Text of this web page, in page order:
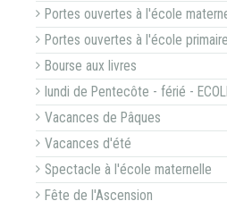
Portes ouvertes à l'école
Portes ouvertes à l'école primaire
Bourse aux livres
lundi de Pentecôte - férié -
Vacances de Pâques
Vacances d'été
Spectacle à l'école maternelle
Fête de l'Ascension